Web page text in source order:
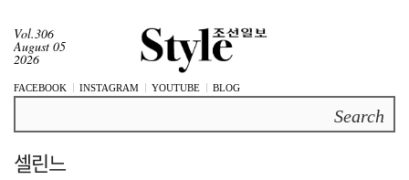
Vol.306
August 05
2026
FACEBOOK INSTAGRAM YOUTUBE BLOG
셀린느